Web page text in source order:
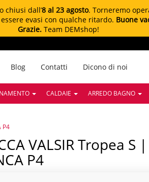
chiusi dall’8 al 23 agosto. Torneremo
evasi con qualche ritardo. Buone
Grazie. Team DEMshop!
Blog Contatti Dicono di noi
CALDAIE ARREDO BAGNO
P4
P4